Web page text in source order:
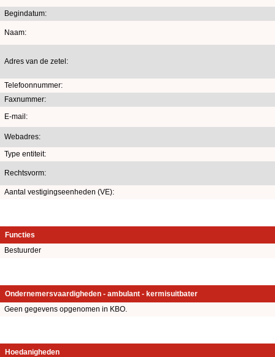
Begindatum:
Naam:
Adres van de zetel:
Telefoonnummer:
Faxnummer:
E-mail:
Webadres:
Type entiteit:
Rechtsvorm:
Aantal vestigingseenheden (VE):
Functies
Bestuurder
Ondernemersvaardigheden - ambulant - kermisuitbater
Geen gegevens opgenomen in KBO.
Hoedanigheden